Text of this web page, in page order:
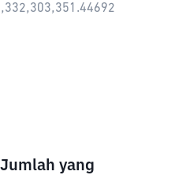
yang